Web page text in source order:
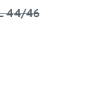
44/46